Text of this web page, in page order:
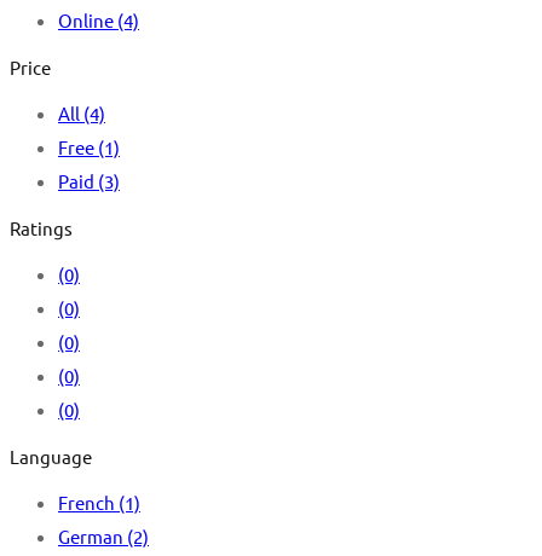
Online (4)
Price
All (4)
Free (1)
Paid (3)
Ratings
(0)
(0)
(0)
(0)
(0)
Language
French (1)
German (2)